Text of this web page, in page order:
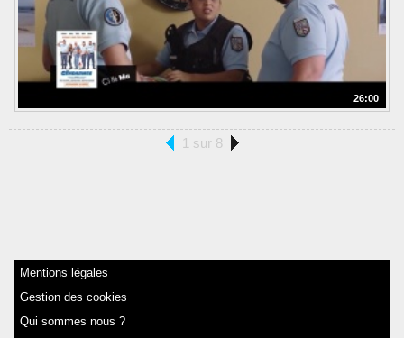
26:00
1 sur 8
Mentions légales
Gestion des cookies
Qui sommes nous ?